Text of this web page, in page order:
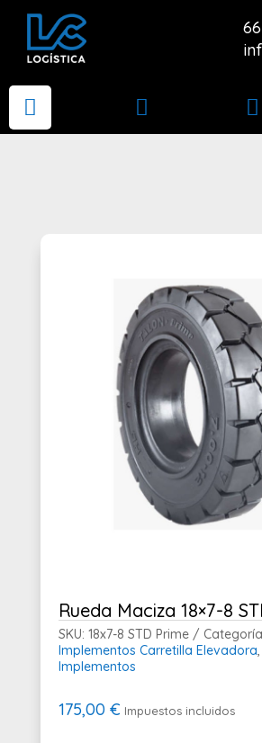
  
Rueda Maciza 18×7-8
SKU: 18x7-8 STD Prime
Implementos Carretilla Elevadora
Implementos
175,00 € Impuestos incluidos